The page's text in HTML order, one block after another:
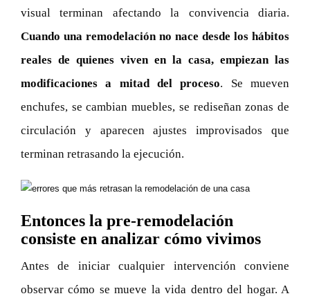
visual terminan afectando la convivencia diaria.
Cuando una remodelación no nace desde los hábitos
reales de quienes viven en la casa, empiezan las
modificaciones a mitad del proceso. Se mueven
enchufes, se cambian muebles, se rediseñan zonas de
circulación y aparecen ajustes improvisados que
terminan retrasando la ejecución.
Entonces la pre-remodelación
consiste en analizar cómo vivimos
Antes de iniciar cualquier intervención conviene
observar cómo se mueve la vida dentro del hogar. A